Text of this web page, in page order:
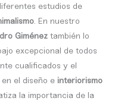
estudios de
. En nuestro
Giménez también lo
excepcional de todos
cualificados y el
el diseño e interiorismo
la importancia de la